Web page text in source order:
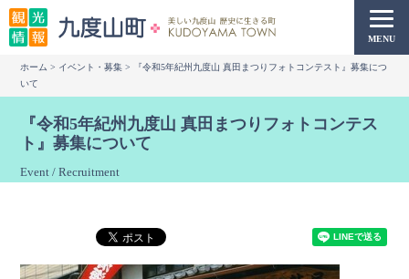
本
文
へ
MENU
ホーム > イベント・募集 > 『令和5年紀州九度山 真田まつりフォトコンテスト』募集につ
いて
『令和5年紀州九度山 真田まつりフォトコンテス
ト』募集について
Event / Recruitment